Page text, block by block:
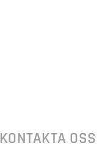
KONTAKTA OSS